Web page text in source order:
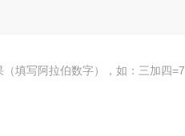
填写阿拉伯数字），如：三加四=7